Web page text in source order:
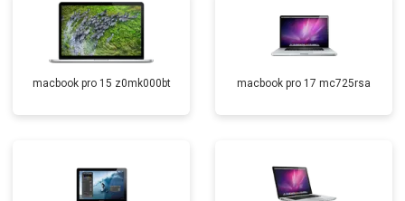
macbook pro 15 z0mk000bt macbook pro 17 mc725rsa